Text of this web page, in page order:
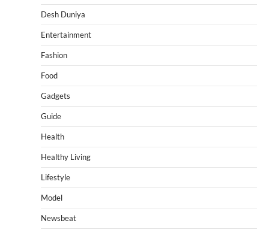
Desh Duniya
Entertainment
Fashion
Food
Gadgets
Guide
Health
Healthy Living
Lifestyle
Model
Newsbeat